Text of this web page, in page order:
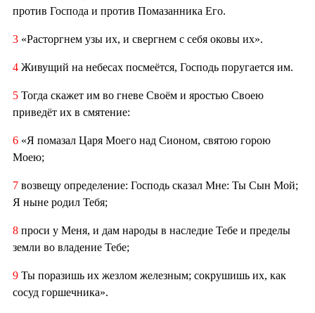
против Господа и против Помазанника Его.
3 «Расторгнем узы их, и свергнем с себя оковы их».
4 Живущий на небесах посмеётся, Господь поругается им.
5 Тогда скажет им во гневе Своём и яростью Своею
приведёт их в смятение:
6 «Я помазал Царя Моего над Сионом, святою горою
Моею;
7 возвещу определение: Господь сказал Мне: Ты Сын Мой;
Я ныне родил Тебя;
8 проси у Меня, и дам народы в наследие Тебе и пределы
земли во владение Тебе;
9 Ты поразишь их жезлом железным; сокрушишь их, как
сосуд горшечника».